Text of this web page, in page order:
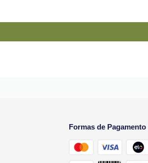
Formas de Pagamento